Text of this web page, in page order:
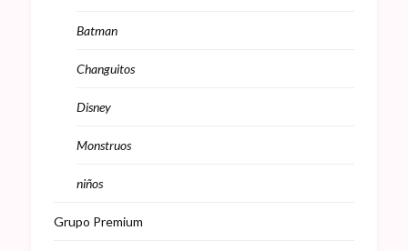
Batman
Changuitos
Disney
Monstruos
niños
Grupo Premium